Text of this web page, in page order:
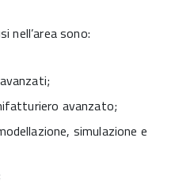
nell’area sono:
avanzato;
simulazione e